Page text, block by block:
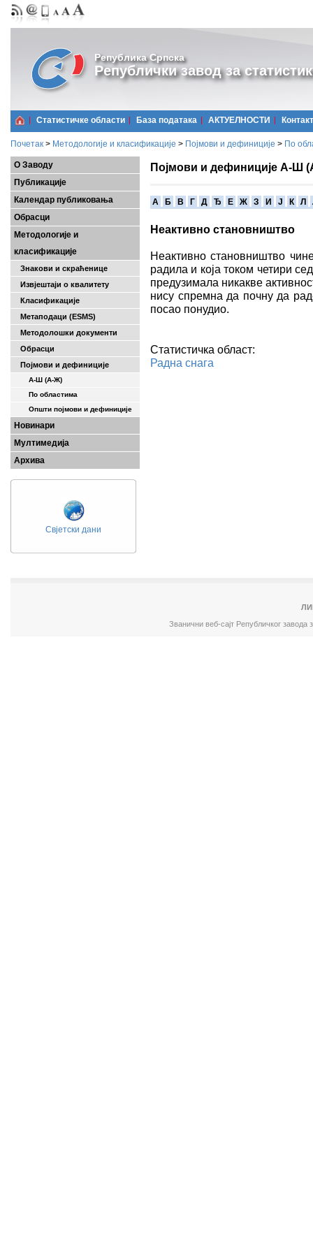
Република Српска
Републички завод за
Статистичке области Базa података АКТУЕЛНОСТИ Контакт
Почетак > Методологије и класификације > Појмови и дефиниције > По
О Заводу
Публикације
Календар публиковања
Обрасци
Методологије и
класификације
Знакови и скраћенице
Извјештаји о квалитету
Класификације
Метаподаци (ESMS)
Методолошки документи
Обрасци
Појмови и дефиниције
А-Ш (A-Ж)
По областима
Општи појмови и дефиниције
Новинари
Мултимедија
Архива
Свјетски дани
Појмови и дефиниције А-Ш
A Б В Г Д Ђ Е Ж З И Ј К Л
Неактивно становништво
Неактивно становништво
радила и која током четири
предузимала никакве
нису спремна да почну да
посао понудио.
Статистичка област:
Радна снага
Званични веб-сајт Републичког